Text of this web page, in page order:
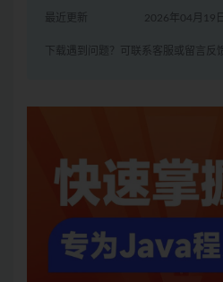
最近更新 2026年04月19日
下载遇到问题？可联系客服或留言反馈